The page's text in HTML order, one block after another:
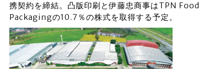
携契約を締結。凸版印刷と伊藤忠商事はTPN Food
Packagingの10.7％の株式を取得する予定。